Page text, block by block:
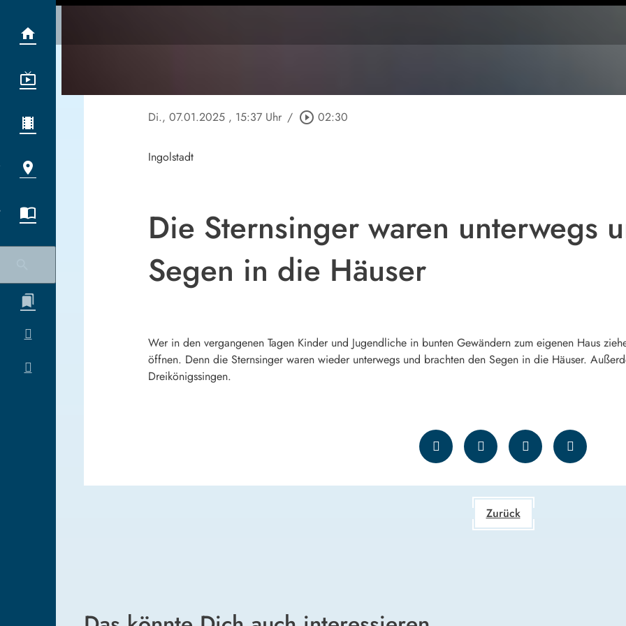
Di., 07.01.2025 , 15:37 Uhr / play_circle_outline 02:30
Ingolstadt
Die Sternsinger waren unterwegs
Segen in die Häuser
Wer in den vergangenen Tagen Kinder und Jugendliche in bunten Gewändern zum eigenen Haus
öffnen. Denn die Sternsinger waren wieder unterwegs und brachten den Segen in die Häuser.
Dreikönigssingen.
Zurück